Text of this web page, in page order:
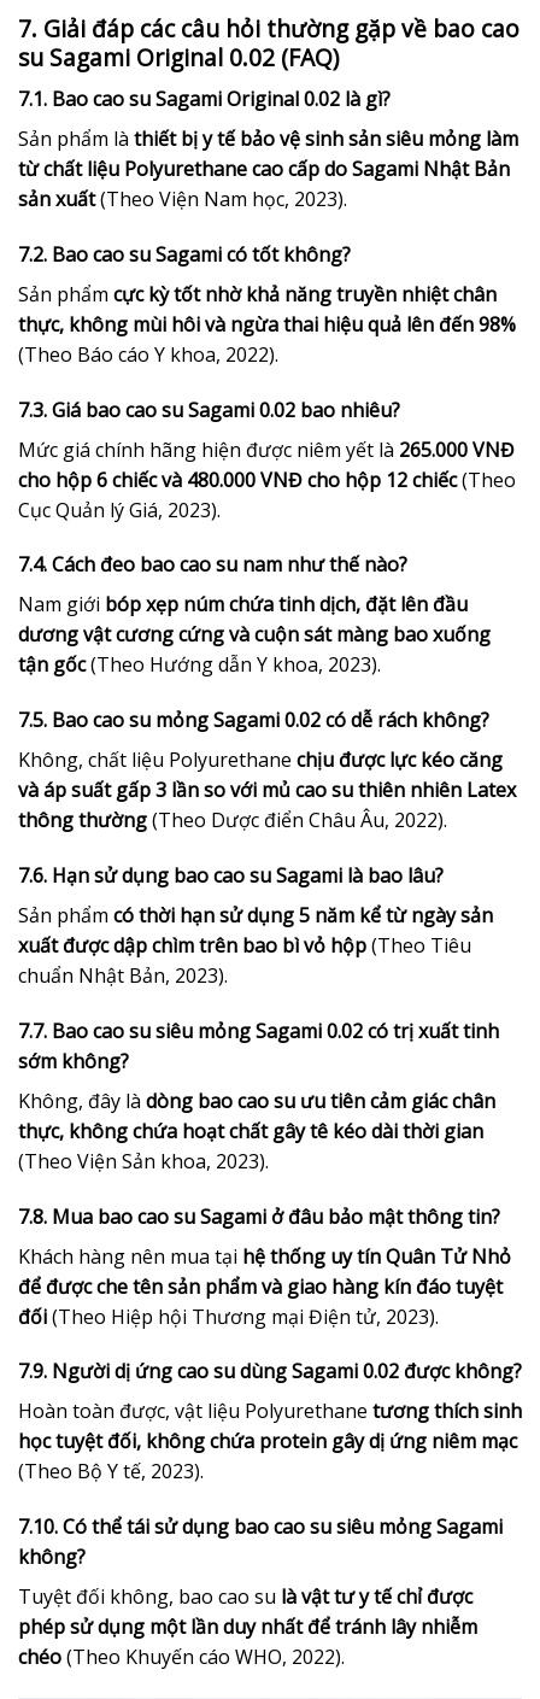
7. Giải đáp các câu hỏi thường gặp về bao cao
su Sagami Original 0.02 (FAQ)
7.1. Bao cao su Sagami Original 0.02 là gì?
Sản phẩm là thiết bị y tế bảo vệ sinh sản siêu mỏng làm
từ chất liệu Polyurethane cao cấp do Sagami Nhật Bản
sản xuất(Theo Viện Nam học, 2023).
7.2. Bao cao su Sagami có tốt không?
Sản phẩm cực kỳ tốt nhờ khả năng truyền nhiệt chân
thực, không mùi hôi và ngừa thai hiệu quả lên đến 98%
(Theo Báo cáo Y khoa, 2022).
7.3. Giá bao cao su Sagami 0.02 bao nhiêu?
Mức giá chính hãng hiện được niêm yết là 265.000 VNĐ
cho hộp 6 chiếc và 480.000 VNĐ cho hộp 12 chiếc(Theo
Cục Quản lý Giá, 2023).
7.4. Cách đeo bao cao su nam như thế nào?
Nam giới bóp xẹp núm chứa tinh dịch, đặt lên đầu
dương vật cương cứng và cuộn sát màng bao xuống
tận gốc(Theo Hướng dẫn Y khoa, 2023).
7.5. Bao cao su mỏng Sagami 0.02 có dễ rách không?
Không, chất liệu Polyurethane chịu được lực kéo căng
và áp suất gấp 3 lần so với mủ cao su thiên nhiên Latex
thông thường(Theo Dược điển Châu Âu, 2022).
7.6. Hạn sử dụng bao cao su Sagami là bao lâu?
Sản phẩm có thời hạn sử dụng 5 năm kể từ ngày sản
xuất được dập chìm trên bao bì vỏ hộp(Theo Tiêu
chuẩn Nhật Bản, 2023).
7.7. Bao cao su siêu mỏng Sagami 0.02 có trị xuất tinh
sớm không?
Không, đây là dòng bao cao su ưu tiên cảm giác chân
thực, không chứa hoạt chất gây tê kéo dài thời gian
(Theo Viện Sản khoa, 2023).
7.8. Mua bao cao su Sagami ở đâu bảo mật thông tin?
Khách hàng nên mua tại hệ thống uy tín Quân Tử Nhỏ
để được che tên sản phẩm và giao hàng kín đáo tuyệt
đối(Theo Hiệp hội Thương mại Điện tử, 2023).
7.9. Người dị ứng cao su dùng Sagami 0.02 được không?
Hoàn toàn được, vật liệu Polyurethane tương thích sinh
học tuyệt đối, không chứa protein gây dị ứng niêm mạc
(Theo Bộ Y tế, 2023).
7.10. Có thể tái sử dụng bao cao su siêu mỏng Sagami
không?
Tuyệt đối không, bao cao su là vật tư y tế chỉ được
phép sử dụng một lần duy nhất để tránh lây nhiễm
chéo(Theo Khuyến cáo WHO, 2022).